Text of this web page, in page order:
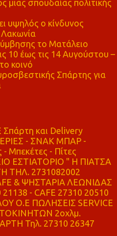
μιας σπουδαίας πολιτικής
υψηλός ο κίνδυνος
Λακωνία
το Ματάλειο
10 έως τις 14 Αυγούστου –
κοινό
Σπάρτης για
Σπάρτη και Delivery
- ΣΝΑΚ ΜΠΑΡ -
Μπεκέτες - Πίτες
ΕΣΤΙΑΤΟΡΙΟ " Η ΠΙΑΤΣΑ
ΤΗΛ. 2731082002
& ΨΗΣΤΑΡΙΑ ΛΕΩΝΙΔΑΣ
- CAFE 27310 20510
Ο.Ε ΠΩΛΗΣΕΙΣ SERVICE
2οχλμ.
Τηλ. 27310 26347